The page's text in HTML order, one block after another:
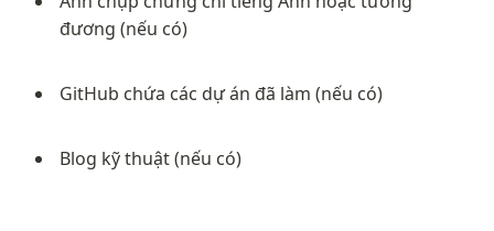
đương (nếu có)
GitHub chứa các dự án đã làm (nếu có)
Blog kỹ thuật (nếu có)